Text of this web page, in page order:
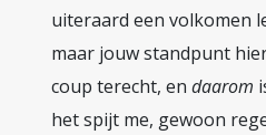
uiteraard een volkomen
maar jouw standpunt
coup terecht, en daarom
het spijt me, gewoon